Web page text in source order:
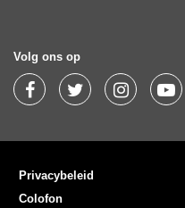
Volg ons op
Privacybeleid
Colofon